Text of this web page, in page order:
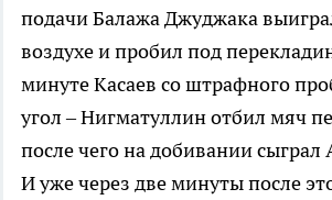
подачи Балажа Джуджака
воздухе и пробил под
минуте Касаев со штрафного
угол – Нигматуллин отбил мяч
после чего на добивании
И уже через две минуты после